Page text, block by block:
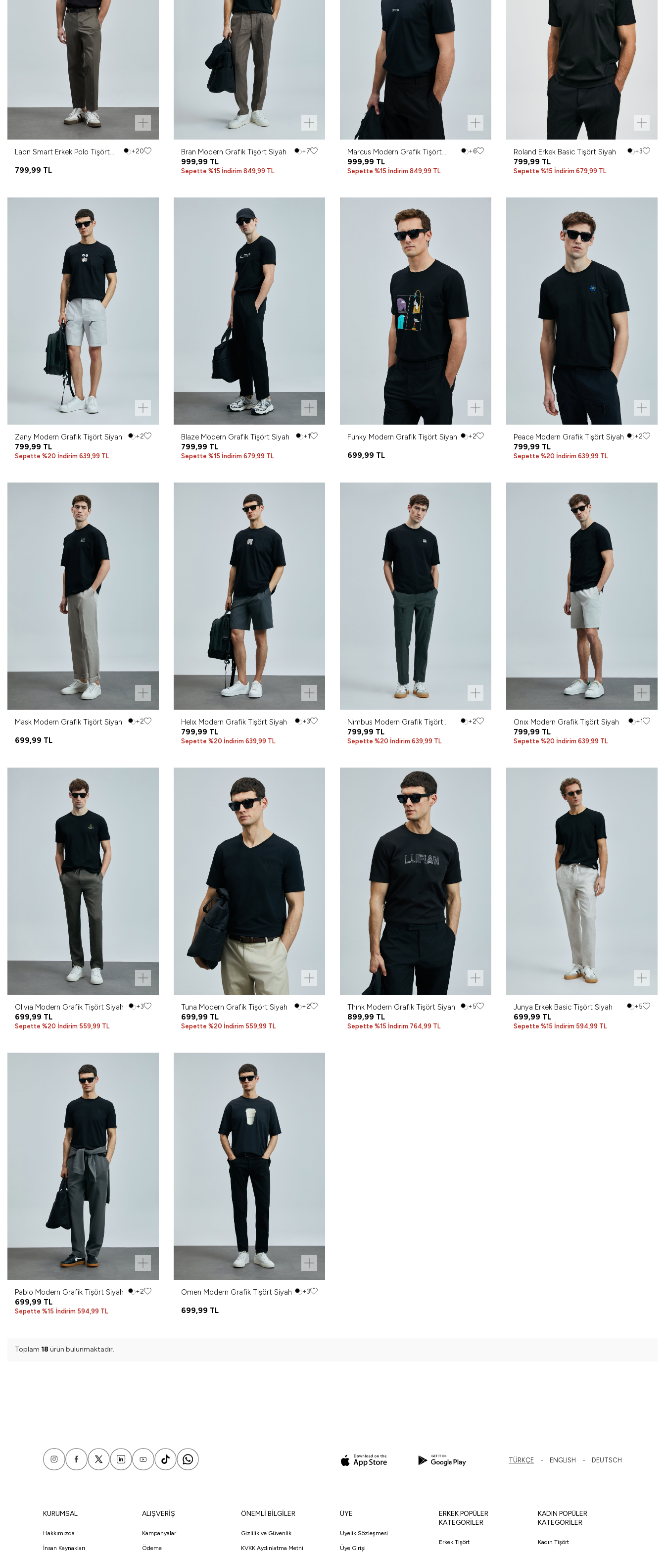
Laon Smart Erkek Polo Tişört
+20
799,99 TL
Bran Modern Grafik Tişört Siyah +7
999,99 TL
Sepette %15 İndirim 849,99 TL
Marcus Modern Grafik Tişört
Siyah
+6
999,99 TL
Sepette %15 İndirim 849,99 TL
Roland Erkek Basic Tişört Siyah +3
799,99 TL
Sepette %15 İndirim 679,99 TL
Zany Modern Grafik Tişört Siyah +2
799,99 TL
Sepette %20 İndirim 639,99 TL
Blaze Modern Grafik Tişört Siyah +1
799,99 TL
Sepette %15 İndirim 679,99 TL
Funky Modern Grafik Tişört Siyah +2
699,99 TL
Peace Modern Grafik Tişört Siyah +2
799,99 TL
Sepette %20 İndirim 639,99 TL
Mask Modern Grafik Tişört Siyah +2
699,99 TL
Helıx Modern Grafik Tişört Siyah +3
799,99 TL
Sepette %20 İndirim 639,99 TL
Nımbus Modern Grafik Tişört
Siyah
+2
799,99 TL
Sepette %20 İndirim 639,99 TL
Onıx Modern Grafik Tişört Siyah +1
799,99 TL
Sepette %20 İndirim 639,99 TL
Olıvıa Modern Grafik Tişört Siyah +3
699,99 TL
Sepette %20 İndirim 559,99 TL
Tuna Modern Grafik Tişört Siyah +2
699,99 TL
Sepette %20 İndirim 559,99 TL
Thınk Modern Grafik Tişört Siyah +5
899,99 TL
Sepette %15 İndirim 764,99 TL
Junya Erkek Basic Tişört Siyah +5
699,99 TL
Sepette %15 İndirim 594,99 TL
Pablo Modern Grafik Tişört Siyah +2
699,99 TL
Sepette %15 İndirim 594,99 TL
Omen Modern Grafik Tişört Siyah +3
699,99 TL
Toplam 18 ürün bulunmaktadır.
TÜRKÇE ENGLISH DEUTSCH
KURUMSAL
Hakkımızda
İnsan Kaynakları
ALIŞVERİŞ
Kampanyalar
Ödeme
ÖNEMLİ BİLGİLER
Gizlilik ve Güvenlik
KVKK Aydınlatma Metni
ÜYE
Üyelik Sözleşmesi
Üye Girişi
ERKEK POPÜLER
KATEGORİLER
Erkek Tişört
KADIN POPÜLER
KATEGORİLER
Kadın Tişört